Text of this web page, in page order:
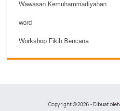
Wawasan Kemuhammadiyahan
word
Workshop Fikih Bencana
Copyright ©2026 - Dibuat oleh